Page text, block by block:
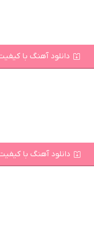
دانلود آهنگ با کیفیت
دانلود آهنگ با کیفیت